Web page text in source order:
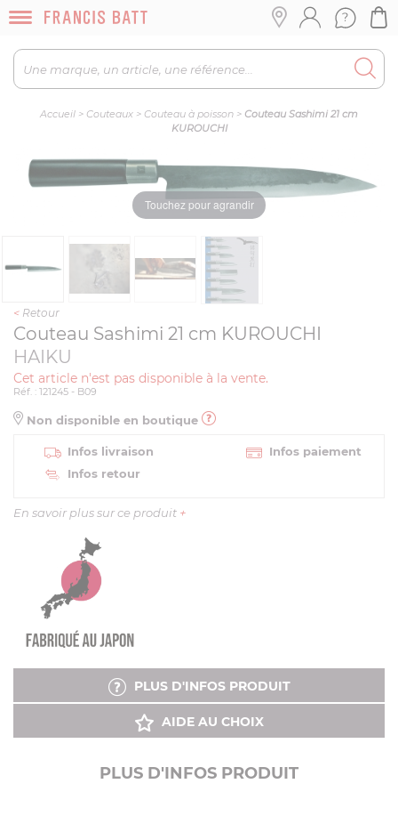
Accueil > Couteaux > Couteau à poisson > Couteau Sashimi 21 cm
KUROUCHI
Touchez pour agrandir
< Retour
Couteau Sashimi 21 cm KUROUCHI
HAIKU
Cet article n'est pas disponible à la vente.
Réf. : 121245 - B09
Non disponible en boutique
Infos livraison
Infos paiement
Infos retour
En savoir plus sur ce produit +
PLUS D'INFOS PRODUIT
AIDE AU CHOIX
PLUS D'INFOS PRODUIT